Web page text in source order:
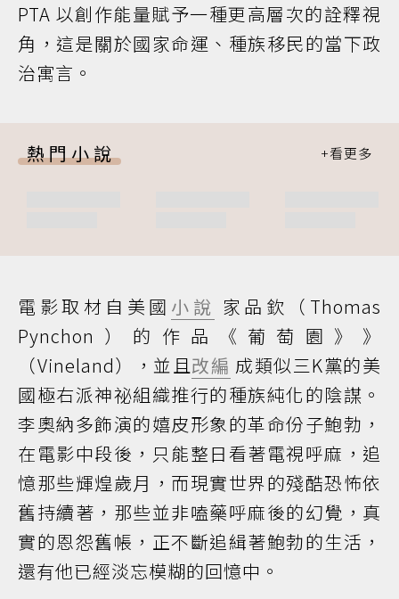
PTA 以創作能量賦予一種更高層次的詮釋視
角，這是關於國家命運、種族移民的當下政
治寓言。
熱門小說
電影取材自美國 小說 家品欽（Thomas
Pynchon）的作品《葡萄園》》
（Vineland），並且改編 成類似三K黨的美
國極右派神祕組織推行的種族純化的陰謀。
李奧納多飾演的嬉皮形象的革命份子鮑勃，
在電影中段後，只能整日看著電視呼麻，追
憶那些輝煌歲月，而現實世界的殘酷恐怖依
舊持續著，那些並非嗑藥呼麻後的幻覺，真
實的恩怨舊帳，正不斷追緝著鮑勃的生活，
還有他已經淡忘模糊的回憶中。